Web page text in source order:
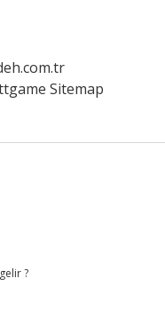
Sitemap
?